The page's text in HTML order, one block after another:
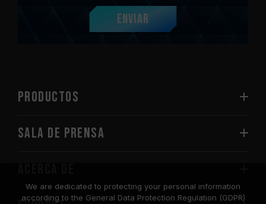
Enviar
PRODUCTOS
Sala de prensa
We are dedicated to protecting your personal information
according to the General Data Protection Regulation (GDPR)